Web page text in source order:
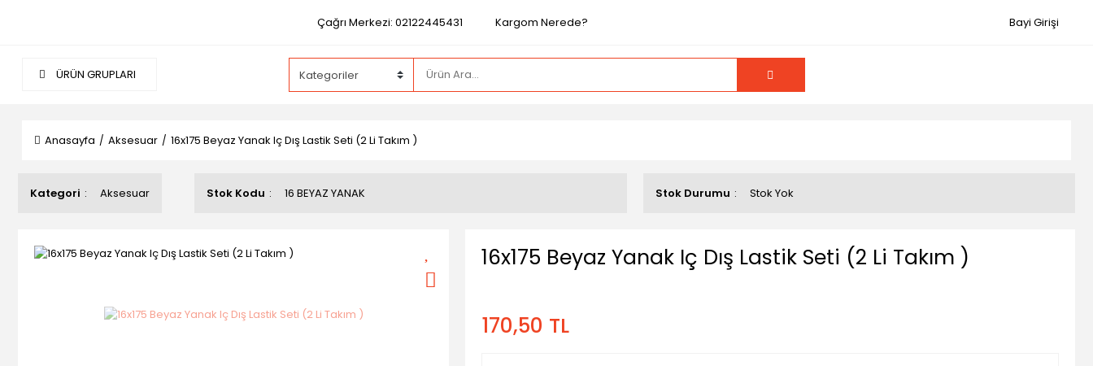
Çağrı Merkezi: 02122445431 Kargom Nerede? Bayi Girişi
ÜRÜN GRUPLARI
Anasayfa Aksesuar 16x175 Beyaz Yanak Iç Dış Lastik Seti (2 Li Takım )
Kategori Aksesuar Stok Kodu 16 BEYAZ YANAK Stok Durumu Stok Yok
16x175 Beyaz Yanak Iç Dış Lastik Seti (2 Li Takım )
170,50 TL